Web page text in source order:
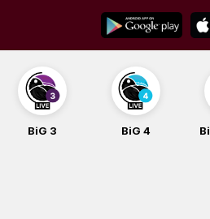
content
BiG 4 BiG Balade